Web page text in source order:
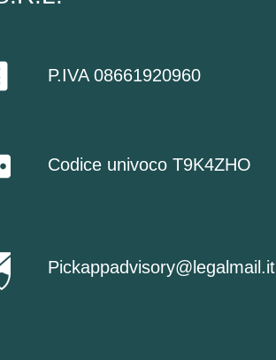
P.IVA 08661920960
Codice univoco T9K4ZHO
Pickappadvisory@legalmail.it